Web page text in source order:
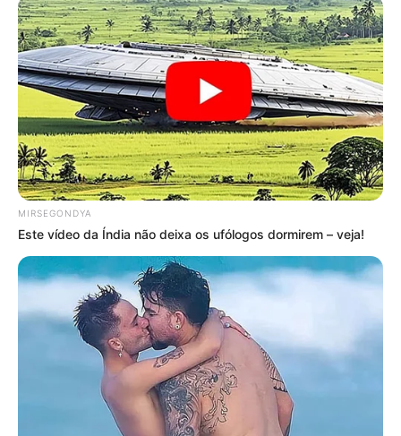
MIRSEGONDYA
Este vídeo da Índia não deixa os ufólogos dormirem – veja!